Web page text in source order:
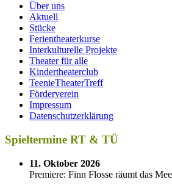
Über uns
Aktuell
Stücke
Ferientheaterkurse
Interkulturelle Projekte
Theater für alle
Kindertheaterclub
TeenieTheaterTreff
Förderverein
Impressum
Datenschutzerklärung
Spieltermine RT & TÜ
11. Oktober 2026
Premiere: Finn Flosse räumt das